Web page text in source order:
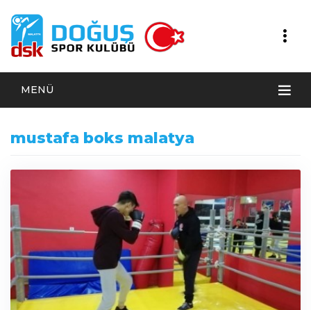
MENÜ
mustafa boks malatya